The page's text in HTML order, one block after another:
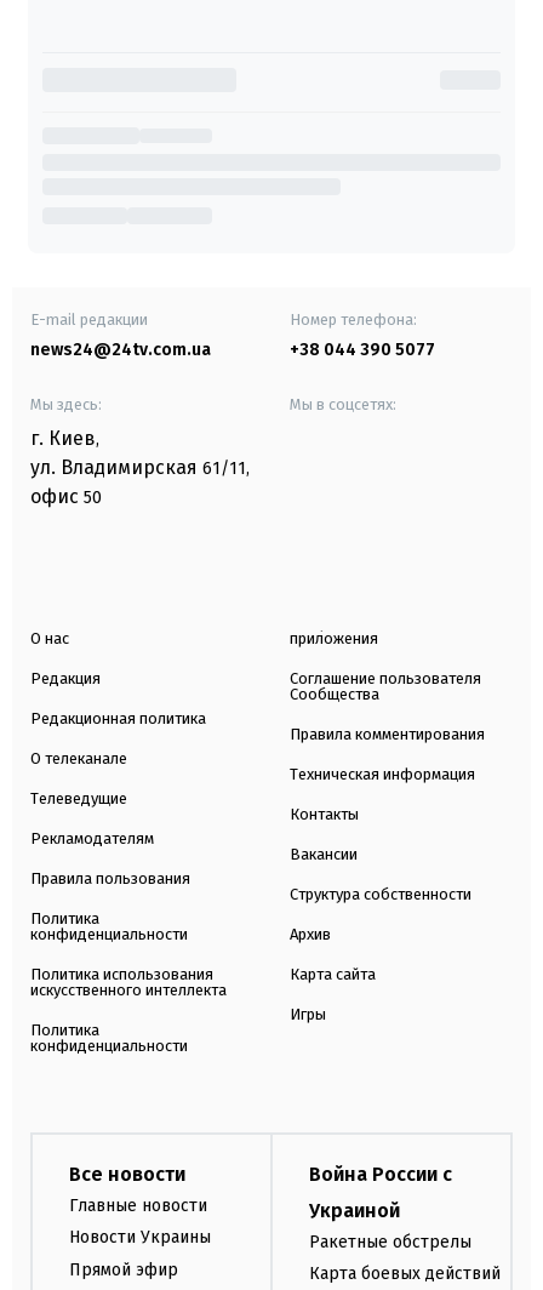
E-mail редакции
news24@24tv.com.ua
Номер телефона:
+38 044 390 5077
Мы здесь:
г. Киев,
ул. Владимирская 61/11,
офис 50
Мы в соцсетях:
О нас
Редакция
Редакционная политика
О телеканале
Телеведущие
Рекламодателям
Правила пользования
Политика
конфиденциальности
Политика использования
искусственного интеллекта
Политика
конфиденциальности
приложения
Соглашение пользователя
Сообщества
Правила комментирования
Техническая информация
Контакты
Вакансии
Структура собственности
Архив
Карта сайта
Игры
Все новости
Главные новости
Новости Украины
Прямой эфир
Война России с
Украиной
Ракетные обстрелы
Карта боевых действий